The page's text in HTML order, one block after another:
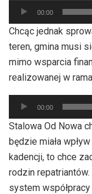
Odtwarzacz
plików
dźwiękowych
00:00
Chcąc jednak
teren, gmina musi
mimo wsparcia
realizowanej w
Odtwarzacz
plików
dźwiękowych
00:00
Stalowa Od Nowa
będzie miała
kadencji, to chce
rodzin
system